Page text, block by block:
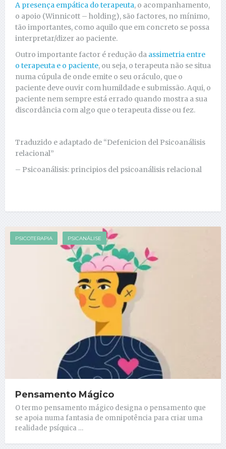
A presença empática do terapeuta, o acompanhamento,
o apoio (Winnicott – holding), são factores, no mínimo,
tão importantes, como aquilo que em concreto se possa
interpretar/dizer ao paciente.
Outro importante factor é redução da assimetria entre
o terapeuta e o paciente, ou seja, o terapeuta não se situa
numa cúpula de onde emite o seu oráculo, que o
paciente deve ouvir com humildade e submissão. Aqui, o
paciente nem sempre está errado quando mostra a sua
discordância com algo que o terapeuta disse ou fez.
Traduzido e adaptado de “Defenicion del Psicoanálisis
relacional”
– Psicoanálisis: principios del psicoanálisis relacional
PSICOTERAPIA PSICANÁLISE
Pensamento Mágico
O termo pensamento mágico designa o pensamento que
se apoia numa fantasia de omnipotência para criar uma
realidade psíquica …